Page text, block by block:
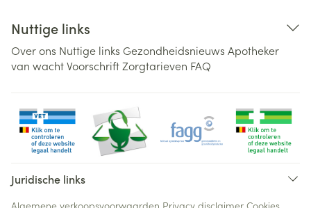
Nuttige links
Over ons Nuttige links Gezondheidsnieuws Apotheker
van wachtVoorschriftZorgtarieven FAQ
Juridische links
Algemene verkoopsvoorwaarden Privacy disclaimer Cookies